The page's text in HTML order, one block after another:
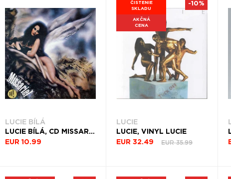
LUCIE BÍLÁ
LUCIE BÍLÁ, CD MISSARIEL (EDICE K 25.VÝROČÍ)
EUR 10.99
ČISTENIE
SKLADU
AKČNÁ
CENA
LUCIE
LUCIE, VINYL LUCIE
EUR 32.49
EUR 35.99
-10%